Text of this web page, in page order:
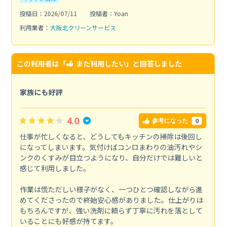
投稿日：2026/07/11
投稿者：Yoan
利用業者： 大阪北クリーンサービス
この利用者は「 また利用したい」と回答しました
家族にも好評
4.0 参考になった 0
仕事が忙しくなると、どうしてもキッチンの掃除は後回し
になってしまいます。気付けばコンロまわりの油汚れやシ
ンクのくすみが目立つようになり、自分だけでは難しいと
感じて利用しました。
作業は慌ただしい様子がなく、一つひとつ確認しながら進
めてくださったので終始安心感がありました。仕上がりは
もちろんですが、強い洗剤に頼らず丁寧に汚れを落として
いることにも好感が持てます。